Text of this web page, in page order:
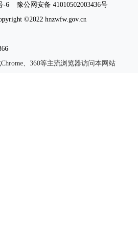
-6
豫公网安备 41010502003436号
©2022 hnzwfw.gov.cn
、360等主流浏览器访问本网站